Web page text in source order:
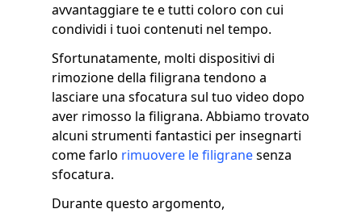
avvantaggiare te e tutti coloro con cui
condividi i tuoi contenuti nel tempo.
Sfortunatamente, molti dispositivi di
rimozione della filigrana tendono a
lasciare una sfocatura sul tuo video dopo
aver rimosso la filigrana. Abbiamo trovato
alcuni strumenti fantastici per insegnarti
come farlo rimuovere le filigranesenza
sfocatura.
Durante questo argomento,